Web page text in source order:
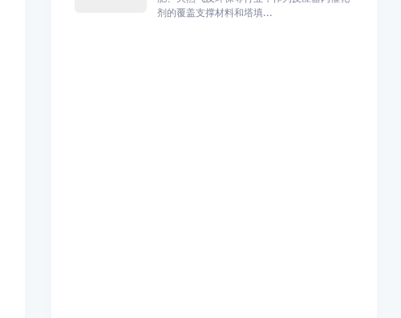
剂的覆盖支撑材料和塔填...